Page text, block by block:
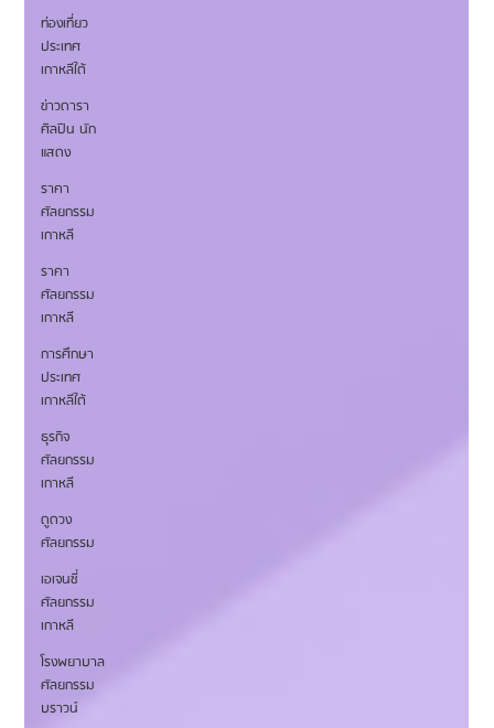
ท่องเที่ยว
ประเทศ
เกาหลีใต้
ข่าวดารา
ศิลปิน นัก
แสดง
ราคา
ศัลยกรรม
เกาหลี
ราคา
ศัลยกรรม
เกาหลี
การศึกษา
ประเทศ
เกาหลีใต้
ธุรกิจ
ศัลยกรรม
เกาหลี
ดูดวง
ศัลยกรรม
เอเจนซี่
ศัลยกรรม
เกาหลี
โรงพยาบาล
ศัลยกรรม
บราวน์